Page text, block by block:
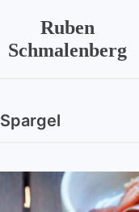
Ruben
Schmalenberg
Spargel